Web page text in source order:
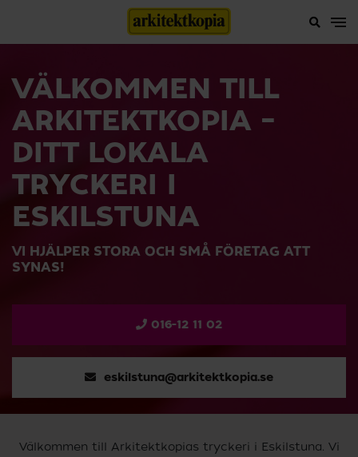
VÄLKOMMEN TILL
ARKITEKTKOPIA –
DITT LOKALA
TRYCKERI I
ESKILSTUNA
VI HJÄLPER STORA OCH SMÅ FÖRETAG ATT
SYNAS!
016-12 11 02
eskilstuna@arkitektkopia.se
Välkommen till Arkitektkopias tryckeri i Eskilstuna. Vi